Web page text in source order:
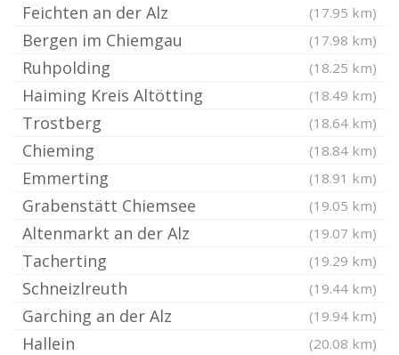
Feichten an der Alz (17.95 km)
Bergen im Chiemgau (17.98 km)
Ruhpolding (18.25 km)
Haiming Kreis Altötting (18.49 km)
Trostberg (18.64 km)
Chieming (18.84 km)
Emmerting (18.91 km)
Grabenstätt Chiemsee (19.05 km)
Altenmarkt an der Alz (19.07 km)
Tacherting (19.29 km)
Schneizlreuth (19.44 km)
Garching an der Alz (19.94 km)
Hallein (20.08 km)